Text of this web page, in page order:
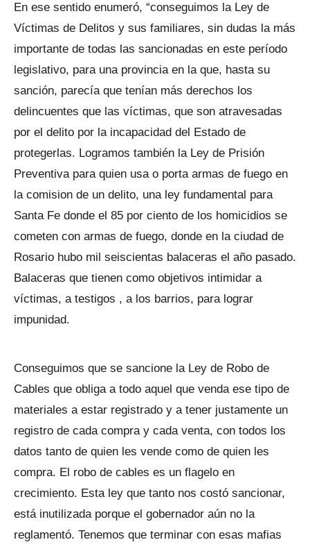
En ese sentido enumeró, “conseguimos la Ley de
Víctimas de Delitos y sus familiares, sin dudas la más
importante de todas las sancionadas en este período
legislativo, para una provincia en la que, hasta su
sanción, parecía que tenían más derechos los
delincuentes que las víctimas, que son atravesadas
por el delito por la incapacidad del Estado de
protegerlas. Logramos también la Ley de Prisión
Preventiva para quien usa o porta armas de fuego en
la comision de un delito, una ley fundamental para
Santa Fe donde el 85 por ciento de los homicidios se
cometen con armas de fuego, donde en la ciudad de
Rosario hubo mil seiscientas balaceras el año pasado.
Balaceras que tienen como objetivos intimidar a
víctimas, a testigos , a los barrios, para lograr
impunidad.
Conseguimos que se sancione la Ley de Robo de
Cables que obliga a todo aquel que venda ese tipo de
materiales a estar registrado y a tener justamente un
registro de cada compra y cada venta, con todos los
datos tanto de quien les vende como de quien les
compra. El robo de cables es un flagelo en
crecimiento. Esta ley que tanto nos costó sancionar,
está inutilizada porque el gobernador aún no la
reglamentó. Tenemos que terminar con esas mafias